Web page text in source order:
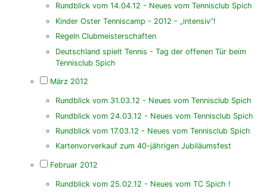
Rundblick vom 14.04.12 - Neues vom Tennisclub Spich
Kinder Oster Tenniscamp - 2012 - „intensiv“!
Regeln Clubmeisterschaften
Deutschland spielt Tennis - Tag der offenen Tür beim
Tennisclub Spich
März 2012
Rundblick vom 31.03.12 - Neues vom Tennisclub Spich
Rundblick vom 24.03.12 - Neues vom Tennisclub Spich
Rundblick vom 17.03.12 - Neues vom Tennisclub Spich
Kartenvorverkauf zum 40-jährigen Jubiläumsfest
Februar 2012
Rundblick vom 25.02.12 - Neues vom TC Spich !